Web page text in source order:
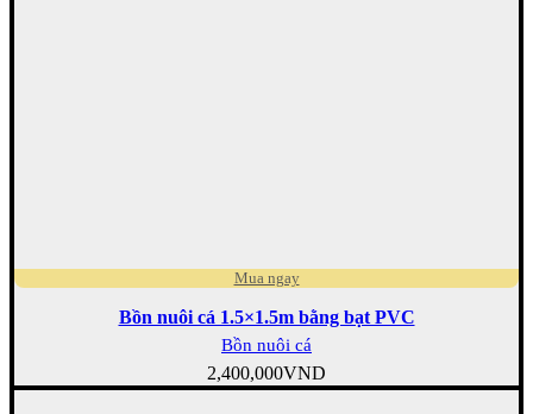
Mua ngay
Bồn nuôi cá 1.5×1.5m bằng bạt PVC
Bồn nuôi cá
2,400,000VND